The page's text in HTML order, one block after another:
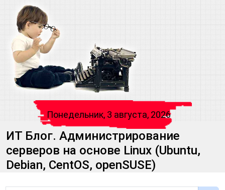
Понедельник, 3 августа, 2026
ИТ Блог. Администрирование
серверов на основе Linux (Ubuntu,
Debian, CentOS, openSUSE)